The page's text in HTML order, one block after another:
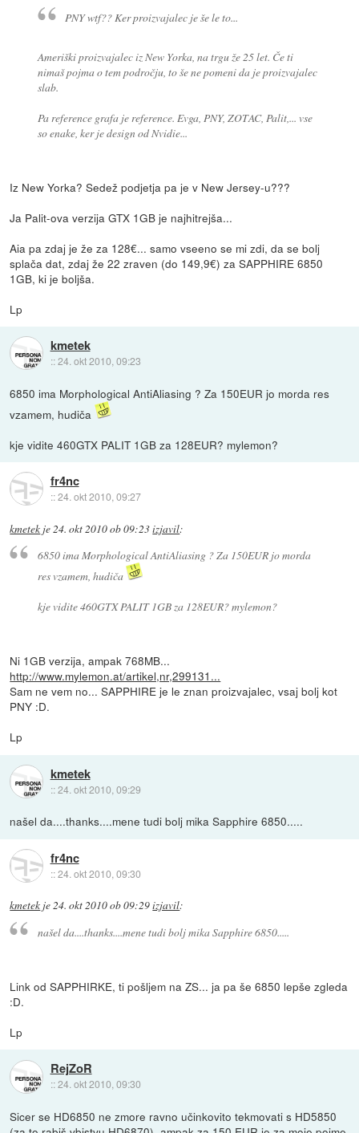
PNY wtf?? Ker proizvajalec je še le to...
Ameriški proizvajalec iz New Yorka, na trgu že 25 let. Če ti
nimaš pojma o tem področju, to še ne pomeni da je proizvajalec
slab.
Pa reference grafa je reference. Evga, PNY, ZOTAC, Palit,... vse
so enake, ker je design od Nvidie...
Iz New Yorka? Sedež podjetja pa je v New Jersey-u???
Ja Palit-ova verzija GTX 1GB je najhitrejša...
Aia pa zdaj je že za 128€... samo vseeno se mi zdi, da se bolj
splača dat, zdaj že 22 zraven (do 149,9€) za SAPPHIRE 6850
1GB, ki je boljša.
Lp
kmetek
::24. okt 2010, 09:23
6850 ima Morphological AntiAliasing ? Za 150EUR jo morda res
vzamem, hudiča
kje vidite 460GTX PALIT 1GB za 128EUR? mylemon?
fr4nc
::24. okt 2010, 09:27
kmetek je24. okt 2010 ob 09:23izjavil:
6850 ima Morphological AntiAliasing ? Za 150EUR jo morda
res vzamem, hudiča
kje vidite 460GTX PALIT 1GB za 128EUR? mylemon?
Ni 1GB verzija, ampak 768MB...
http://www.mylemon.at/artikel,nr,299131...
Sam ne vem no... SAPPHIRE je le znan proizvajalec, vsaj bolj kot
PNY :D.
Lp
kmetek
::24. okt 2010, 09:29
našel da....thanks....mene tudi bolj mika Sapphire 6850.....
fr4nc
::24. okt 2010, 09:30
kmetek je24. okt 2010 ob 09:29izjavil:
našel da....thanks....mene tudi bolj mika Sapphire 6850.....
Link od SAPPHIRKE, ti pošljem na ZS... ja pa še 6850 lepše zgleda
:D.
Lp
RejZoR
::24. okt 2010, 09:30
Sicer se HD6850 ne zmore ravno učinkovito tekmovati s HD5850